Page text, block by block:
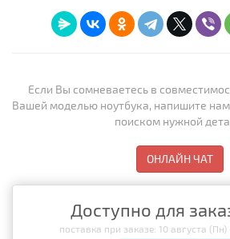
Если Вы сомневаетесь в
Вашей моделью ноутбука, напишите
поиском нужной
ОНЛАЙН ЧАТ
Доступно для
поставка при заказе: 10 августа (Пн)